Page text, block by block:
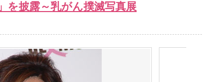
を披露～乳がん撲滅写真展